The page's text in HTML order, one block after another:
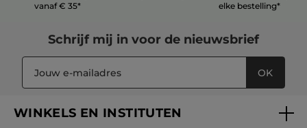
vanaf € 35*
elke bestelling*
Schrijf mij in voor de nieuwsbrief
OK
WINKELS EN INSTITUTEN